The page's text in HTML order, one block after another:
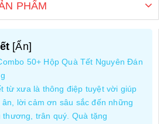
PHẨM
[Ẩn]
50+ Hộp Quà Tết Nguyên Đán
từ xưa là thông điệp tuyệt vời giúp
lời cảm ơn sâu sắc đến những
thương, trân quý. Quà tặng